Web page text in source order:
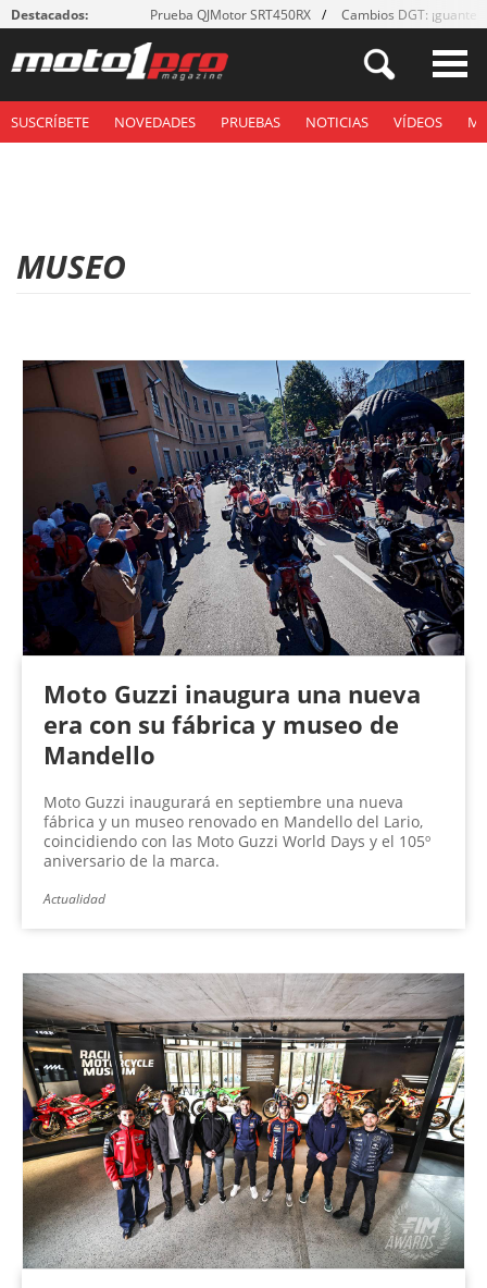
Destacados: Prueba QJMotor SRT450RX Cambios DGT: ¡guantes!
SUSCRÍBETE NOVEDADES PRUEBAS NOTICIAS VÍDEOS
MUSEO
Moto Guzzi inaugura una nueva
era con su fábrica y museo de
Mandello
Moto Guzzi inaugurará en septiembre una nueva
fábrica y un museo renovado en Mandello del Lario,
coincidiendo con las Moto Guzzi World Days y el 105º
aniversario de la marca.
Actualidad